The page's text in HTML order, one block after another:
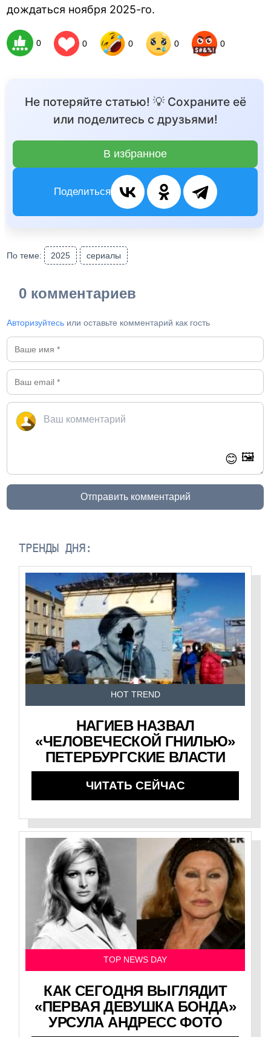
дождаться ноября 2025-го.
0 0 0 0 0
Не потеряйте статью! 💡 Сохраните её
или поделитесь с друзьями!
В избранное
Поделиться
По теме: 2025 сериалы
0 комментариев
Авторизуйтесь или оставьте комментарий как гость
😊 🖼️
Отправить комментарий
ТРЕНДЫ ДНЯ:
HOT TREND
НАГИЕВ НАЗВАЛ
«ЧЕЛОВЕЧЕСКОЙ ГНИЛЬЮ»
ПЕТЕРБУРГСКИЕ ВЛАСТИ
ЧИТАТЬ СЕЙЧАС
TOP NEWS DAY
КАК СЕГОДНЯ ВЫГЛЯДИТ
«ПЕРВАЯ ДЕВУШКА БОНДА»
УРСУЛА АНДРЕСС ФОТО